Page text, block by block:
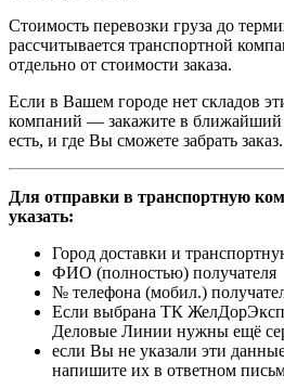
Стоимость перевозки груза до
рассчитывается транспортной
отдельно от стоимости заказа.
Если в Вашем городе нет складов
компаний — закажите в ближайший
есть, и где Вы сможете забрать заказ.
Для отправки в транспортную
указать:
Город доставки и
ФИО (полностью) получателя
№ телефона (мобил.)
Если выбрана ТК
Деловые Линии нужны ещё
если Вы не указали эти
напишите их в ответном